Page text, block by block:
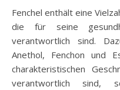
Fenchel enthält eine
die für seine
verantwortlich sind.
Anethol, Fenchon und
charakteristischen
verantwortlich sind,